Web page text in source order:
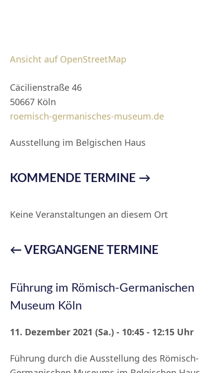
Ansicht auf OpenStreetMap
Cäcilienstraße 46
50667 Köln
roemisch-germanisches-museum.de
Ausstellung im Belgischen Haus
KOMMENDE TERMINE →
Keine Veranstaltungen an diesem Ort
← VERGANGENE TERMINE
Führung im Römisch-Germanischen
Museum Köln
11. Dezember 2021 (Sa.) - 10:45 - 12:15 Uhr
Führung durch die Ausstellung des Römisch-